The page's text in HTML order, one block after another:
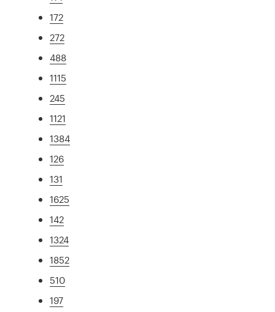
172
272
488
1115
245
1121
1384
126
131
1625
142
1324
1852
510
197